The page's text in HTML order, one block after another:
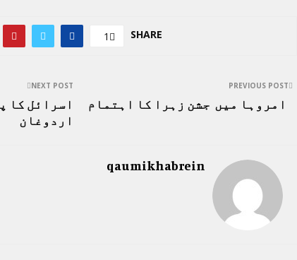
SHARE
1
PREVIOUS POST
امروہا میں جشن زہرا کا اہتمام
NEXT POST
اسرائل کا
اردوغان
qaumikhabrein